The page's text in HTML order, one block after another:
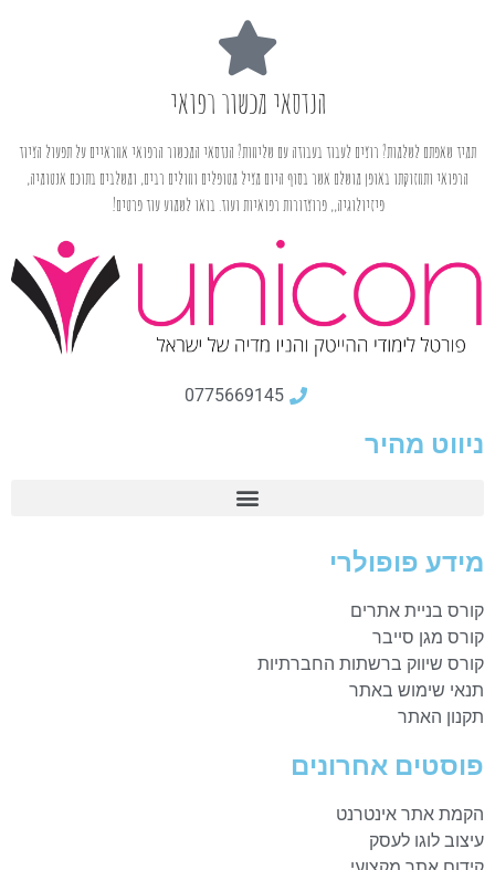
הנדסאי מכשור רפואי
תמיד שאפתם לשלמות? רוצים לעבוד בעבודה עם שליחות? הנדסאי המכשור הרפואי אחראיים על תפעול הציוד
הרפואי ותחזוקתו באופן מושלם אשר בסוף היום מציל מטופלים וחולים רבים, ומשלבים בתוכם אנטומיה,
פיזיולוגיה,, פרוצדורות רפואיות ועוד. בואו לשמוע עוד פרטים!
0775669145
ניווט מהיר
מידע פופולרי
קורס בניית אתרים
קורס מגן סייבר
קורס שיווק ברשתות החברתיות
תנאי שימוש באתר
תקנון האתר
פוסטים אחרונים
הקמת אתר אינטרנט
עיצוב לוגו לעסק